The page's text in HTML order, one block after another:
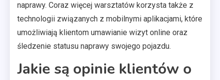
naprawy. Coraz więcej warsztatów korzysta także z
technologii związanych z mobilnymi aplikacjami, które
umożliwiają klientom umawianie wizyt online oraz
śledzenie statusu naprawy swojego pojazdu.
Jakie są opinie klientów o